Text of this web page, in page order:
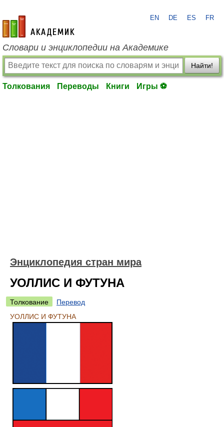
academic.ru
EN DE ES FR
Словари и энциклопедии на Академике
Найти!
Толкования Переводы Книги Игры ⚽
Энциклопедия стран мира
УОЛЛИС И ФУТУНА
Толкование
Перевод
УОЛЛИС И ФУТУНА